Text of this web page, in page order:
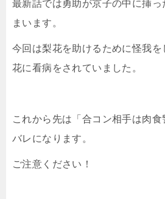
最新話では勇助が京子の中に挿っ
まいます。
今回は梨花を助けるために怪我
花に看病をされていました。
これから先は「合コン相手は肉
バレになります。
ご注意ください！